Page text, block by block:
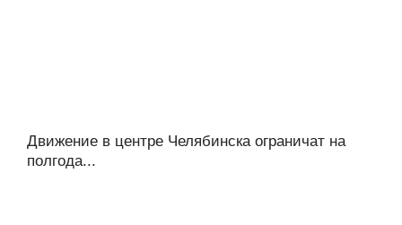
Движение в центре Челябинска ограничат на
полгода...